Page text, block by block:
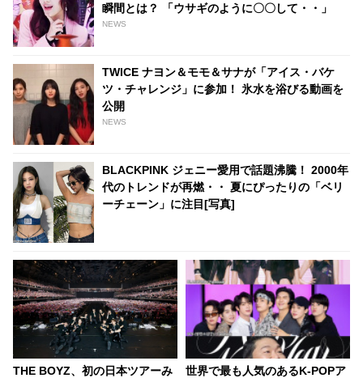
瞬間とは？ 「ウサギのように〇〇して・・」
NEWS
TWICE ナヨン＆モモ＆サナが「アイス・バケ
ツ・チャレンジ」に参加！ 氷水を浴びる動画を
公開
NEWS
BLACKPINK ジェニー愛用で話題沸騰！ 2000年
代のトレンドが再燃・・ 夏にぴったりの「ベリ
ーチェーン」に注目[写真]
THE BOYZ、初の日本ツアーみ
世界で最も人気のあるK-POPア